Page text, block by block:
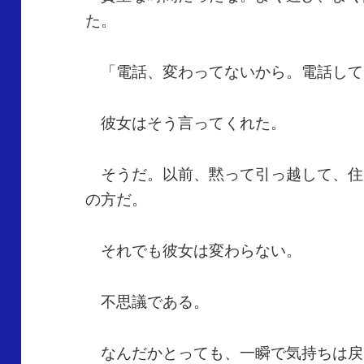
た。
「電話、変わってないから。電話し
彼女はそう言ってくれた。
そうだ。以前、黙って引っ越して、
の方だ。
それでも彼女は変わらない。
不思議である。
なんだかとっても、一瞬で気持ちは